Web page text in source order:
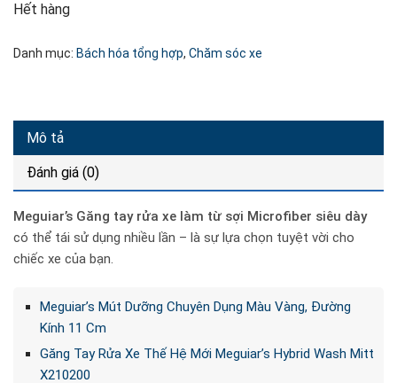
Hết hàng
Danh mục: Bách hóa tổng hợp, Chăm sóc xe
Mô tả
Đánh giá (0)
Meguiar’s Găng tay rửa xe làm từ sợi Microfiber siêu dày
có thể tái sử dụng nhiều lần – là sự lựa chọn tuyệt vời cho
chiếc xe của bạn.
Meguiar’s Mút Dưỡng Chuyên Dụng Màu Vàng, Đường
Kính 11 Cm
Găng Tay Rửa Xe Thế Hệ Mới Meguiar’s Hybrid Wash Mitt
X210200